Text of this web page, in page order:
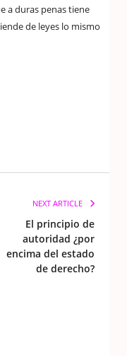
a duras penas tiene
de leyes lo mismo
NEXT ARTICLE
El principio de
autoridad ¿por
encima del estado
de derecho?